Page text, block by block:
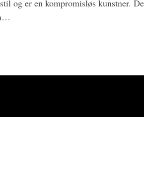
og er en kompromisløs kunstner.